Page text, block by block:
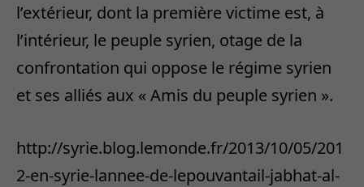
l’extérieur, dont la première victime est, à
l’intérieur, le peuple syrien, otage de la
confrontation qui oppose le régime syrien
et ses alliés aux « Amis du peuple syrien ».
http://syrie.blog.lemonde.fr/2013/10/05/201
2-en-syrie-lannee-de-lepouvantail-jabhat-al-